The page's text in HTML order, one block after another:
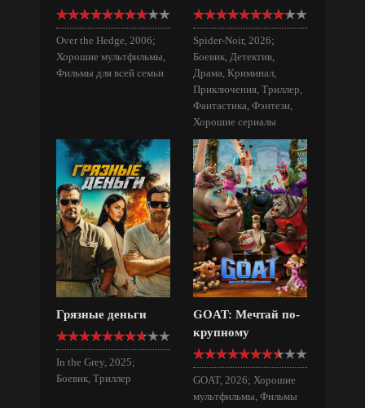
Over the Hedge, 2006;
Хорошие мультфильмы,
Фильмы для всей семьи
Spider-Noir, 2026;
Боевик, Детектив,
Драма, Криминал,
Приключения, Триллер,
Фантастика, Фэнтези,
Хорошие сериалы
Грязные деньги
In the Grey, 2025;
Боевик, Триллер
GOAT: Мечтай по-
крупному
GOAT, 2026; Хорошие
мультфильмы, Фильмы